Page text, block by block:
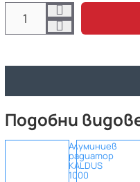
Подобни
Алуминиев
радиатор
KALDUS
1000